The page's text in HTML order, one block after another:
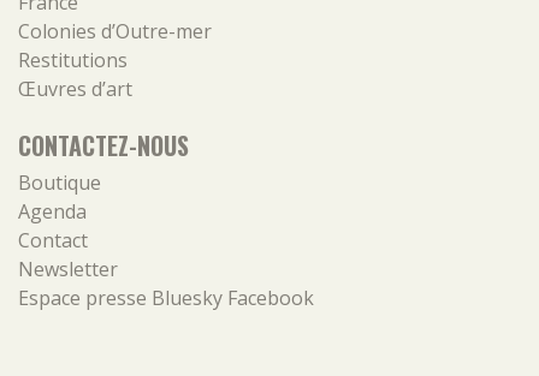
Colonies d’Outre-mer
Restitutions
Œuvres d’art
CONTACTEZ-NOUS
Boutique
Agenda
Contact
Newsletter
Espace presse Bluesky Facebook